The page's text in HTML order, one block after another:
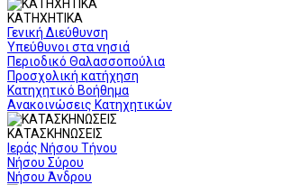
ΚΑΤΗΧΗΤΙΚΑ
Γενική Διεύθυνση
Υπεύθυνοι στα νησιά
Περιοδικό Θαλασσοπούλια
Προσχολική κατήχηση
Κατηχητικό Βοήθημα
Ανακοινώσεις Κατηχητικών
ΚΑΤΑΣΚΗΝΩΣΕΙΣ
Ιεράς Νήσου Τήνου
Νήσου Σύρου
Νήσου Άνδρου